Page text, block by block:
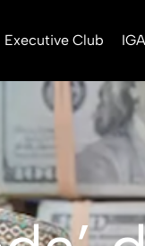
Executive Club